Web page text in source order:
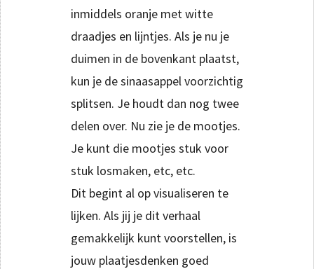
inmiddels oranje met witte
draadjes en lijntjes. Als je nu je
duimen in de bovenkant plaatst,
kun je de sinaasappel voorzichtig
splitsen. Je houdt dan nog twee
delen over. Nu zie je de mootjes.
Je kunt die mootjes stuk voor
stuk losmaken, etc, etc.
Dit begint al op visualiseren te
lijken. Als jij je dit verhaal
gemakkelijk kunt voorstellen, is
jouw plaatjesdenken goed